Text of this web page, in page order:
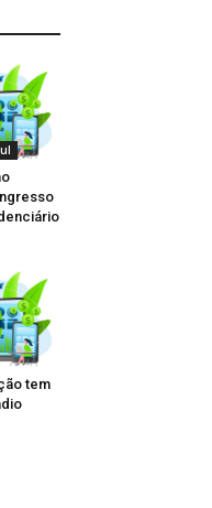
tem